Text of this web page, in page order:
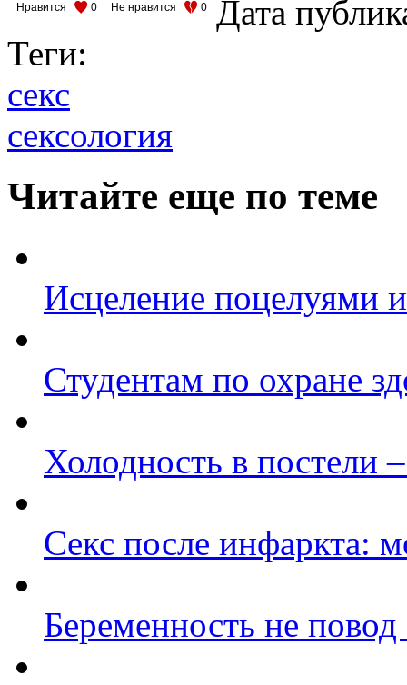
Нравится 0 Не нравится 0
Дата
Теги:
секс
сексология
Читайте еще по теме
Исцеление поцелуями
Студентам по охране
Холодность в постели
Секс после инфаркта:
Беременность не повод